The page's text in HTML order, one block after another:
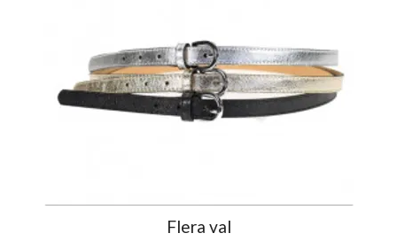
Flera val